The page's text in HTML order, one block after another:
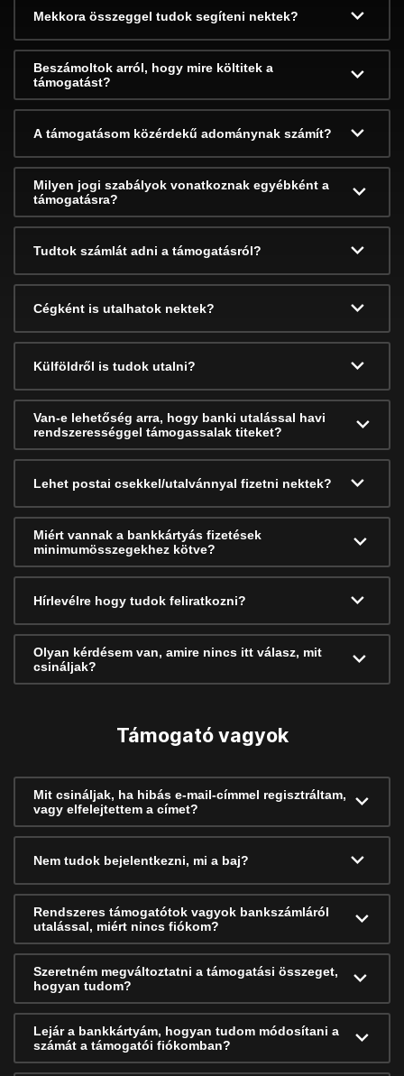
Mekkora összeggel tudok segíteni nektek?
Beszámoltok arról, hogy mire költitek a
támogatást?
A támogatásom közérdekű adománynak számít?
Milyen jogi szabályok vonatkoznak egyébként a
támogatásra?
Tudtok számlát adni a támogatásról?
Cégként is utalhatok nektek?
Külföldről is tudok utalni?
Van-e lehetőség arra, hogy banki utalással havi
rendszerességgel támogassalak titeket?
Lehet postai csekkel/utalvánnyal fizetni nektek?
Miért vannak a bankkártyás fizetések
minimumösszegekhez kötve?
Hírlevélre hogy tudok feliratkozni?
Olyan kérdésem van, amire nincs itt válasz, mit
csináljak?
Támogató vagyok
Mit csináljak, ha hibás e-mail-címmel regisztráltam,
vagy elfelejtettem a címet?
Nem tudok bejelentkezni, mi a baj?
Rendszeres támogatótok vagyok bankszámláról
utalással, miért nincs fiókom?
Szeretném megváltoztatni a támogatási összeget,
hogyan tudom?
Lejár a bankkártyám, hogyan tudom módosítani a
számát a támogatói fiókomban?